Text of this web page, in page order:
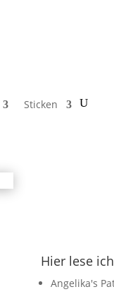
Sticken
Hier lese
Angelika's